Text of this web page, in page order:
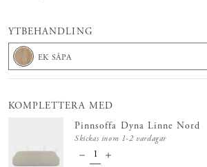
YTBEHANDLING
EK SÅPA
KOMPLETTERA MED
Pinnsoffa Dyna Linne Nord
Skickas inom 1-2 vardagar